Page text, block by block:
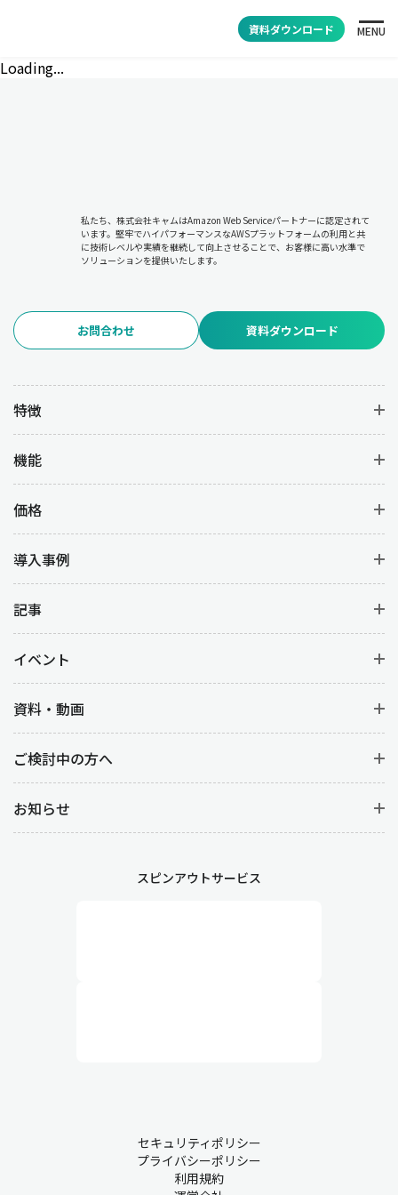
資料ダウンロード MENU
Loading...
私たち、株式会社キャムはAmazon Web Serviceパートナーに認定されて
います。堅牢でハイパフォーマンスなAWSプラットフォームの利用と共
に技術レベルや実績を継続して向上させることで、お客様に高い水準で
ソリューションを提供いたします。
お問合わせ 資料ダウンロード
特徴
機能
価格
導入事例
記事
イベント
資料・動画
ご検討中の方へ
お知らせ
スピンアウトサービス
セキュリティポリシー
プライバシーポリシー
利用規約